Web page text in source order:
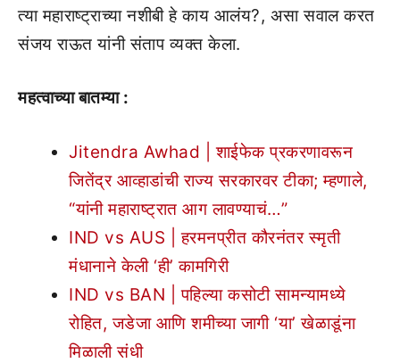
त्या महाराष्ट्राच्या नशीबी हे काय आलंय?, असा सवाल करत
संजय राऊत यांनी संताप व्यक्त केला.
महत्वाच्या बातम्या :
Jitendra Awhad | शाईफेक प्रकरणावरून
जितेंद्र आव्हाडांची राज्य सरकारवर टीका; म्हणाले,
“यांनी महाराष्ट्रात आग लावण्याचं…”
IND vs AUS | हरमनप्रीत कौरनंतर स्मृती
मंधानाने केली ‘ही’ कामगिरी
IND vs BAN | पहिल्या कसोटी सामन्यामध्ये
रोहित, जडेजा आणि शमीच्या जागी ‘या’ खेळाडूंना
मिळाली संधी